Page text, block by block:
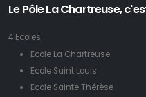
Le Pôle La Chartreuse,
4 Ecoles
Ecole La Chartreuse
Ecole Saint Louis
Ecole Sainte Thérèse